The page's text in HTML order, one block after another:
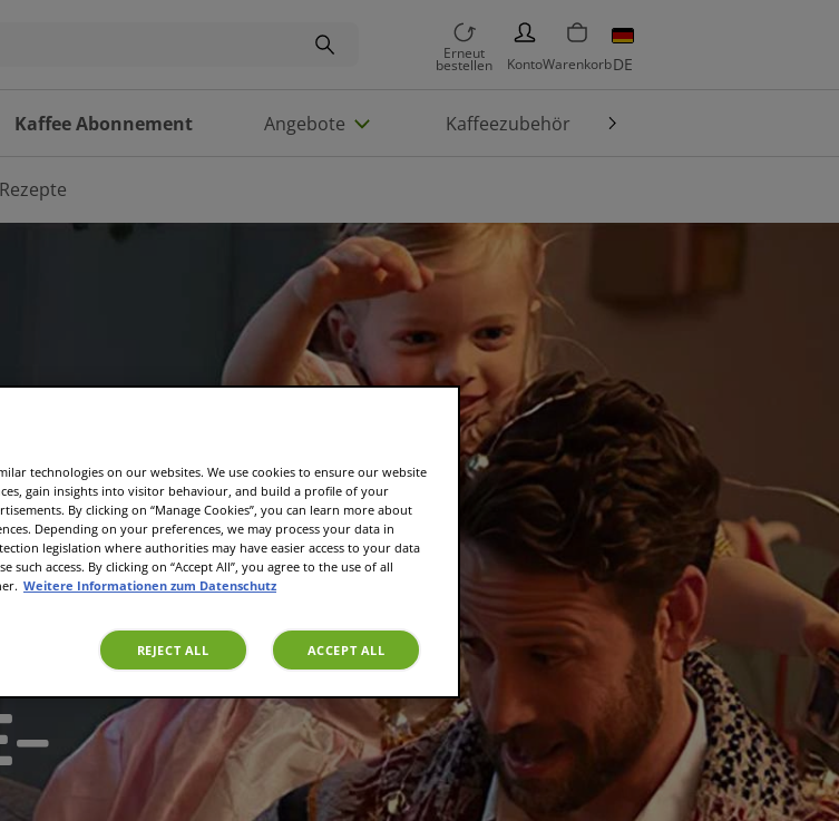
Erneut
bestellen
PERSON
KontoWarenkorbDE
Kaffee Abonnement Angebote Kaffeezubehör
technologies on our websites. We use cookies to ensure our website
gain insights into visitor behaviour, and build a profile of your
By clicking on “Manage Cookies”, you can learn more about
Depending on your preferences, we may process your data in
legislation where authorities may have easier access to your data
access. By clicking on “Accept All”, you agree to the use of all
Weitere Informationen zum Datenschutz
REJECT ALL ACCEPT ALL